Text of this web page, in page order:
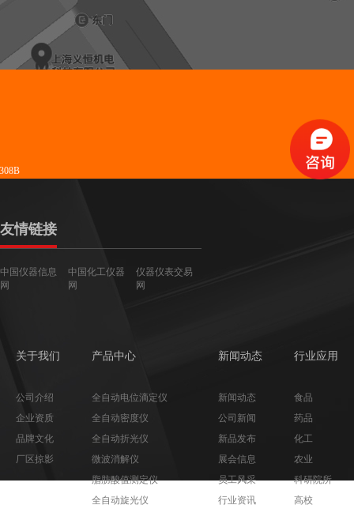
友情链接
中国仪器信息
网
中国化工仪器
网
仪器仪表交易
网
关于我们
公司介绍
企业资质
品牌文化
厂区掠影
产品中心
全自动电位滴定仪
全自动密度仪
全自动折光仪
微波消解仪
脂肪酸值测定仪
全自动旋光仪
新闻动态
新闻动态
公司新闻
新品发布
展会信息
员工风采
行业资讯
行业应用
食品
药品
化工
农业
科研院所
高校